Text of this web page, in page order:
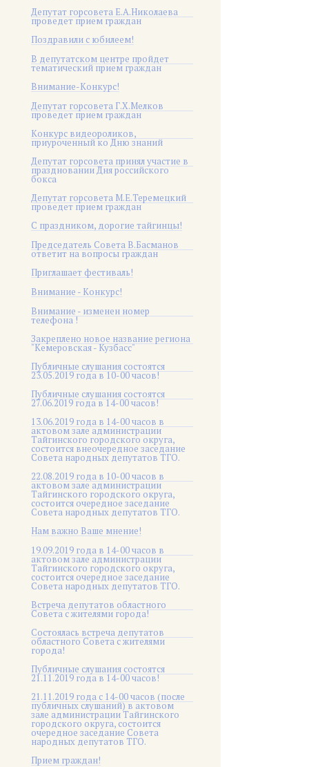
Депутат горсовета Е.А.Николаева
проведет прием граждан
Поздравили с юбилеем!
В депутатском центре пройдет
тематический прием граждан
Внимание-Конкурс!
Депутат горсовета Г.Х.Мелков
проведет прием граждан
Конкурс видеороликов,
приуроченный ко Дню знаний
Депутат горсовета принял участие в
праздновании Дня российского
бокса
Депутат горсовета М.Е.Теремецкий
проведет прием граждан
С праздником, дорогие тайгинцы!
Председатель Совета В.Басманов
ответит на вопросы граждан
Приглашает фестиваль!
Внимание - Конкурс!
Внимание - изменен номер
телефона !
Закреплено новое название региона
"Кемеровская - Кузбасс"
Публичные слушания состоятся
23.05.2019 года в 10-00 часов!
Публичные слушания состоятся
27.06.2019 года в 14-00 часов!
13.06.2019 года в 14-00 часов в
актовом зале администрации
Тайгинского городского округа,
состоится внеочередное заседание
Совета народных депутатов ТГО.
22.08.2019 года в 10-00 часов в
актовом зале администрации
Тайгинского городского округа,
состоится очередное заседание
Совета народных депутатов ТГО.
Нам важно Ваше мнение!
19.09.2019 года в 14-00 часов в
актовом зале администрации
Тайгинского городского округа,
состоится очередное заседание
Совета народных депутатов ТГО.
Встреча депутатов областного
Совета с жителями города!
Состоялась встреча депутатов
областного Совета с жителями
города!
Публичные слушания состоятся
21.11.2019 года в 14-00 часов!
21.11.2019 года с 14-00 часов (после
публичных слушаний) в актовом
зале администрации Тайгинского
городского округа, состоится
очередное заседание Совета
народных депутатов ТГО.
Прием граждан!